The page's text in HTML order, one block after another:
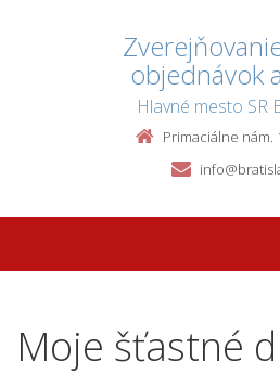
objednávok
Hlavné mesto SR
Primaciálne nám.
Moje šťastné